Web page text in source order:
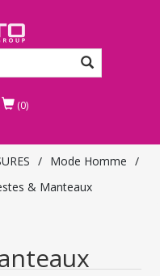
(0)
/ Mode Homme /
& Manteaux